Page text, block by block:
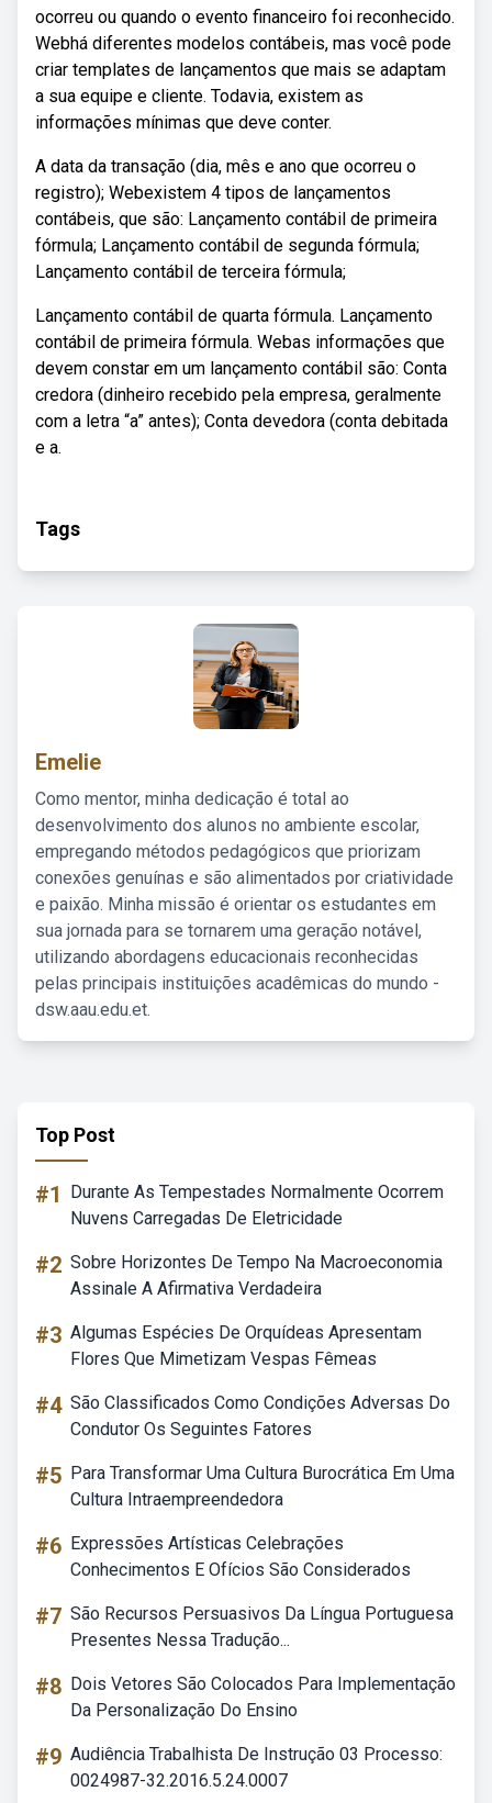
ocorreu ou quando o evento financeiro foi reconhecido.
Webhá diferentes modelos contábeis, mas você pode
criar templates de lançamentos que mais se adaptam
a sua equipe e cliente. Todavia, existem as
informações mínimas que deve conter.
A data da transação (dia, mês e ano que ocorreu o
registro); Webexistem 4 tipos de lançamentos
contábeis, que são: Lançamento contábil de primeira
fórmula; Lançamento contábil de segunda fórmula;
Lançamento contábil de terceira fórmula;
Lançamento contábil de quarta fórmula. Lançamento
contábil de primeira fórmula. Webas informações que
devem constar em um lançamento contábil são: Conta
credora (dinheiro recebido pela empresa, geralmente
com a letra “a” antes); Conta devedora (conta debitada
e a.
Tags
Emelie
Como mentor, minha dedicação é total ao
desenvolvimento dos alunos no ambiente escolar,
empregando métodos pedagógicos que priorizam
conexões genuínas e são alimentados por criatividade
e paixão. Minha missão é orientar os estudantes em
sua jornada para se tornarem uma geração notável,
utilizando abordagens educacionais reconhecidas
pelas principais instituições acadêmicas do mundo -
dsw.aau.edu.et.
Top Post
#1
Durante As Tempestades Normalmente Ocorrem
Nuvens Carregadas De Eletricidade
#2 Sobre Horizontes De Tempo Na Macroeconomia
Assinale A Afirmativa Verdadeira
#3 Algumas Espécies De Orquídeas Apresentam
Flores Que Mimetizam Vespas Fêmeas
#4 São Classificados Como Condições Adversas Do
Condutor Os Seguintes Fatores
#5 Para Transformar Uma Cultura Burocrática Em Uma
Cultura Intraempreendedora
#6 Expressões Artísticas Celebrações
Conhecimentos E Ofícios São Considerados
#7 São Recursos Persuasivos Da Língua Portuguesa
Presentes Nessa Tradução...
#8 Dois Vetores São Colocados Para Implementação
Da Personalização Do Ensino
#9 Audiência Trabalhista De Instrução 03 Processo:
0024987-32.2016.5.24.0007